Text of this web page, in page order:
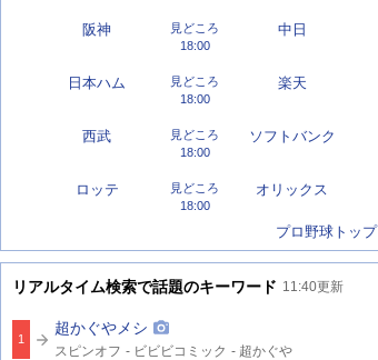
阪神 中日
18:00
見どころ
日本ハム 楽天
18:00
見どころ
西武 ソフトバンク
18:00
見どころ
ロッテ オリックス
18:00
見どころ
プロ野球トップ
リアルタイム検索で話題のキーワード 11:40更新
1
超かぐやメシ
関
スピンオフ ビビビコミック 超かぐや